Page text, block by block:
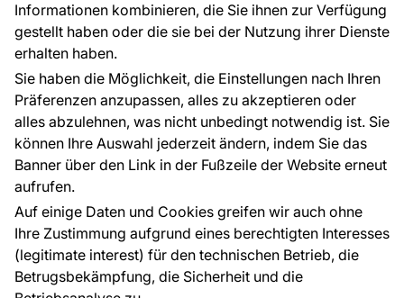
Informationen kombinieren, die Sie ihnen zur Verfügung
gestellt haben oder die sie bei der Nutzung ihrer Dienste
erhalten haben.
Sie haben die Möglichkeit, die Einstellungen nach Ihren
Präferenzen anzupassen, alles zu akzeptieren oder
alles abzulehnen, was nicht unbedingt notwendig ist. Sie
können Ihre Auswahl jederzeit ändern, indem Sie das
Banner über den Link in der Fußzeile der Website erneut
aufrufen.
Auf einige Daten und Cookies greifen wir auch ohne
Ihre Zustimmung aufgrund eines berechtigten Interesses
(legitimate interest) für den technischen Betrieb, die
Betrugsbekämpfung, die Sicherheit und die
Kontakt
Haben Sie Fragen? Wir helfen Ihnen gerne weiter
und beraten Sie persönlich.
+49 781 95633072
service@tapeteneshop.de
Zahlungsarten:
Die Zahlungen werden geleistet von: